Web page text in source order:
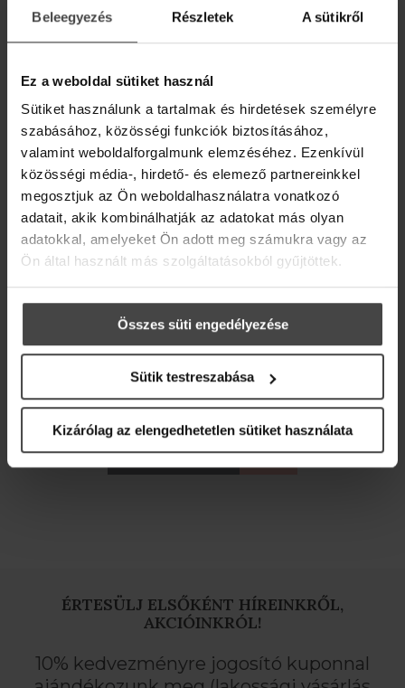
Beleegyezés Részletek A sütikről
Ez a weboldal sütiket használ
Sütiket használunk a tartalmak és hirdetések személyre
szabásához, közösségi funkciók biztosításához,
valamint weboldalforgalmunk elemzéséhez. Ezenkívül
közösségi média-, hirdető- és elemező partnereinkkel
megosztjuk az Ön weboldalhasználatra vonatkozó
adatait, akik kombinálhatják az adatokat más olyan
adatokkal, amelyeket Ön adott meg számukra vagy az
Ön által használt más szolgáltatásokból gyűjtöttek.
Összes süti engedélyezése
Sütik testreszabása
Kizárólag az elengedhetetlen sütiket használata
AROMAZEN FLORA ARCPERMET
regeneráló – extra hidratáló – bársonyosan frissítő
15 290 Ft
MEGNÉZEM
ÉRTESÜLJ ELSŐKÉNT HÍREINKRŐL,
AKCIÓINKRÓL!
10% kedvezményre jogosító kuponnal